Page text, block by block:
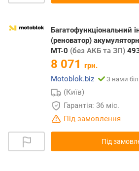
Багатофункціональний
(реноватор)
MT-0 (без АКБ та ЗП)
8 071 грн.
Motoblok.biz
З нами
(Київ)
Гарантія: 36 міс.
Під замовлення
Під